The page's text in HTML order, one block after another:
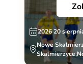
2026 20
Nowe